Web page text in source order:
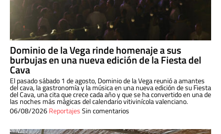
Dominio de la Vega rinde homenaje a sus
burbujas en una nueva edición de la Fiesta del
Cava
El pasado sábado 1 de agosto, Dominio de la Vega reunió a amantes
del cava, la gastronomía y la música en una nueva edición de su Fiesta
del Cava, una cita que crece cada año y que se ha convertido en una de
las noches más mágicas del calendario vitivinícola valenciano.
06/08/2026ReportajesSin comentarios